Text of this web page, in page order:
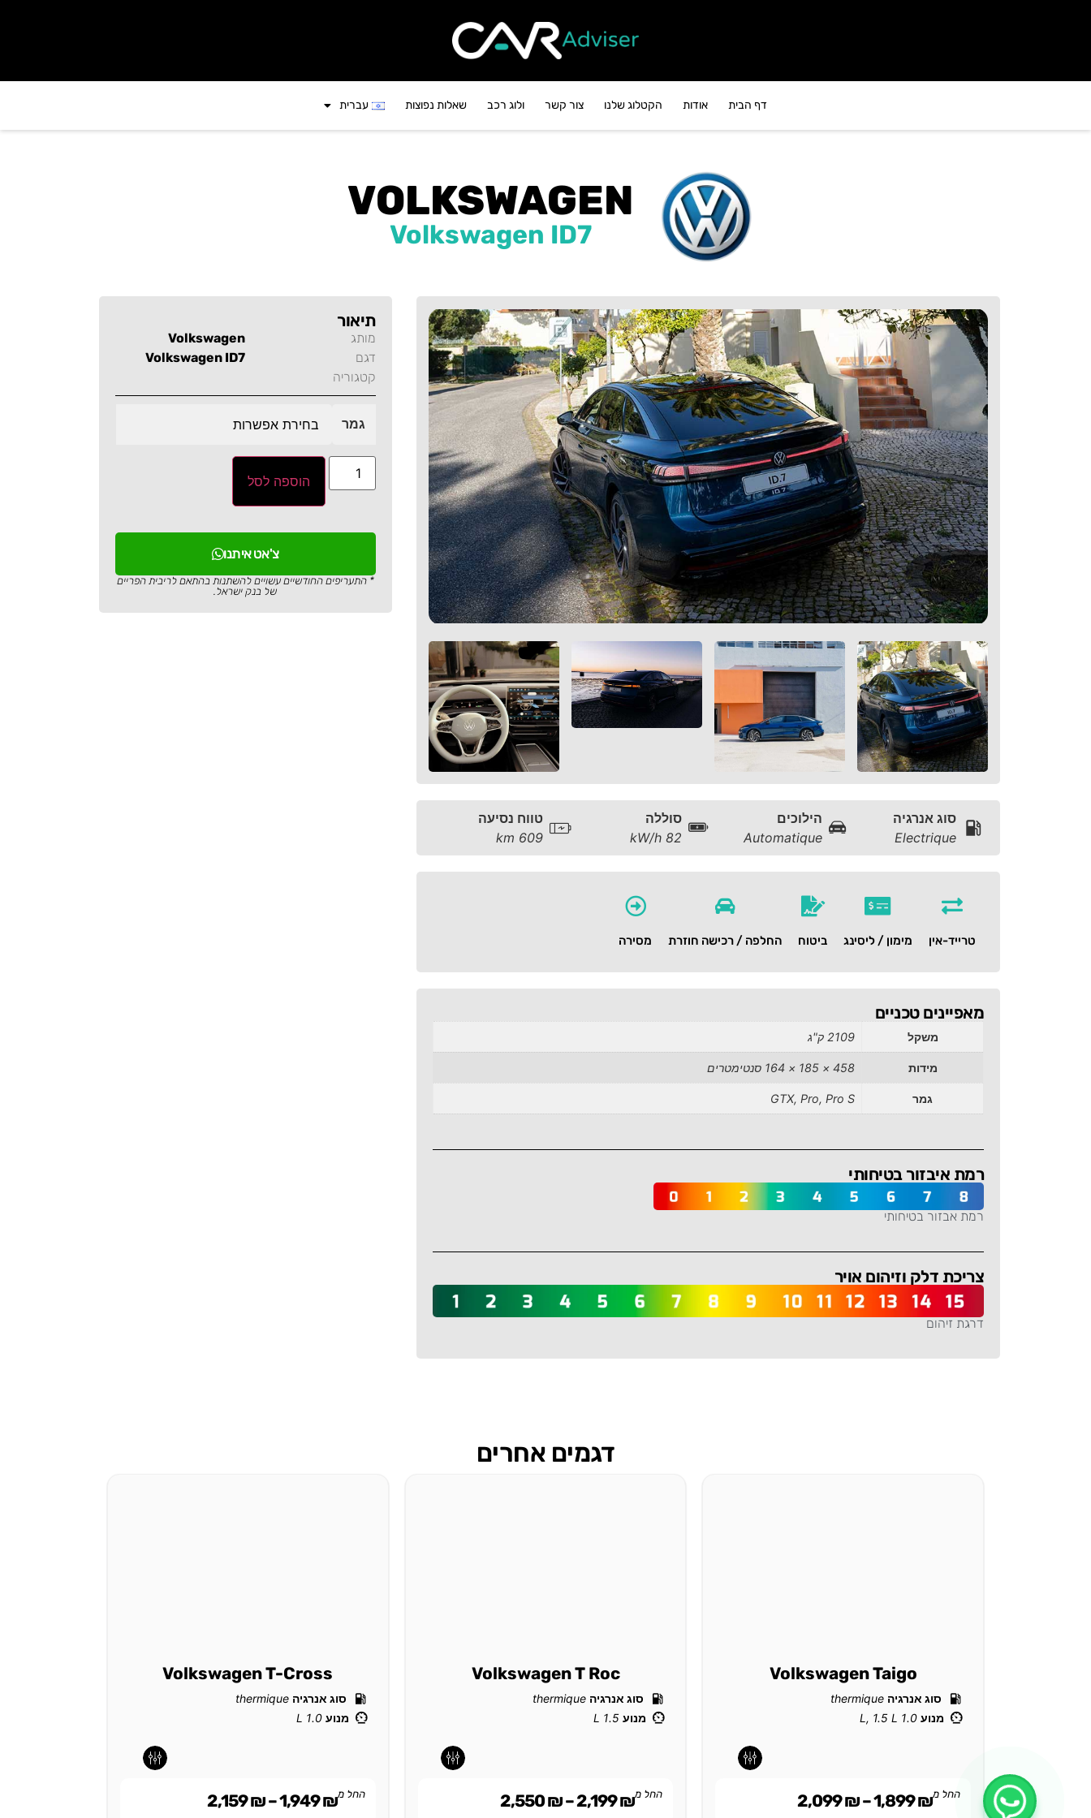
דף הבית אודות הקטלוג שלנו צור קשר ולוג רכב שאלות נפוצות עברית
VOLKSWAGEN
Volkswagen ID7
סוג אנרגיה
Electrique
הילוכים
Automatique
סוללה
82 kW/h
טווח נסיעה
609 km
טרייד-אין מימון / ליסינג ביטוח החלפה / רכישה חוזרת מסירה
מאפיינים טכניים
משקל 2109 ק"ג
מידות 458 × 185 × 164 סנטימטרים
גמר GTX, Pro, Pro S
רמת איבזור בטיחותי
רמת אבזור בטיחותי
צריכת דלק וזיהום אויר
דרגת זיהום
תיאור
מותג
Volkswagen
דגם
Volkswagen ID7
קטגוריה
גמר
הוספה לסל
צ'אט איתנו
* התעריפים החודשיים עשויים להשתנות בהתאם לריבית הפריים
של בנק ישראל.
דגמים אחרים
Volkswagen Taigo
סוג אנרגיה thermique
מנוע 1.0 L, 1.5 L
החל מ 1,899₪
–
2,099₪
Volkswagen T Roc
סוג אנרגיה thermique
מנוע 1.5 L
החל מ 2,199₪
–
2,550₪
Volkswagen T-Cross
סוג אנרגיה thermique
מנוע 1.0 L
החל מ 1,949₪
–
2,159₪